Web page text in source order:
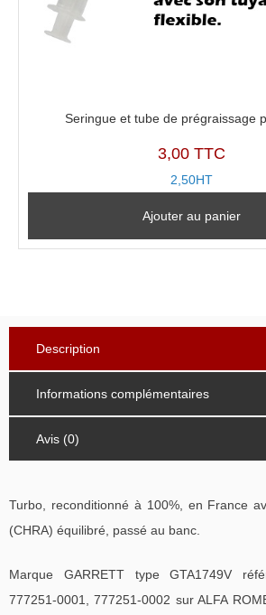
Seringue et tube de prégraissage
3,00 TTC
2,50HT
Ajouter au panier
Description
Informations complémentaires
Avis (0)
Turbo, reconditionné à 100%, en France
(CHRA) équilibré, passé au banc.
Marque GARRETT type GTA1749V
777251-0001, 777251-0002 sur ALFA